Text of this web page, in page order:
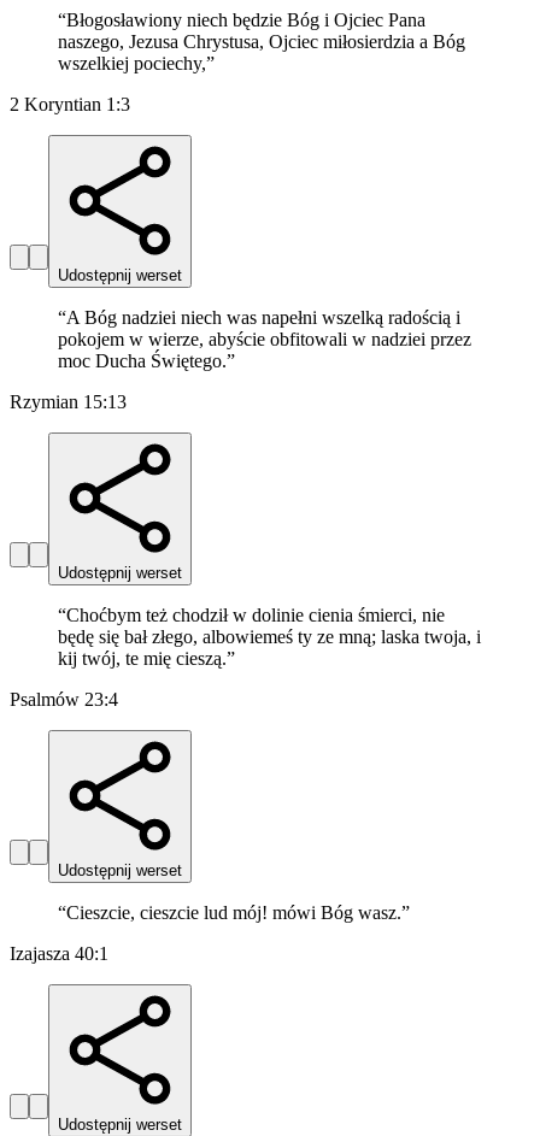
“Błogosławiony niech będzie Bóg i Ojciec Pana
naszego, Jezusa Chrystusa, Ojciec miłosierdzia a Bóg
wszelkiej pociechy,”
2 Koryntian 1:3
Udostępnij werset
“A Bóg nadziei niech was napełni wszelką radością i
pokojem w wierze, abyście obfitowali w nadziei przez
moc Ducha Świętego.”
Rzymian 15:13
Udostępnij werset
“Choćbym też chodził w dolinie cienia śmierci, nie
będę się bał złego, albowiemeś ty ze mną; laska twoja, i
kij twój, te mię cieszą.”
Psalmów 23:4
Udostępnij werset
“Cieszcie, cieszcie lud mój! mówi Bóg wasz.”
Izajasza 40:1
Udostępnij werset